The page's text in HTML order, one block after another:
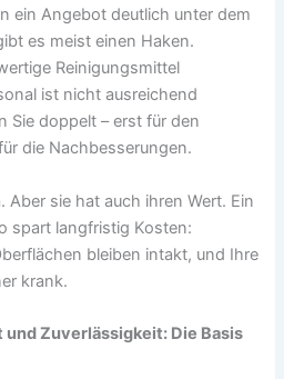
ein Angebot deutlich unter dem
es meist einen Haken.
Reinigungsmittel
ist nicht ausreichend
Sie doppelt – erst für den
die Nachbesserungen.
Aber sie hat auch ihren Wert. Ein
spart langfristig Kosten:
bleiben intakt, und Ihre
krank.
Zuverlässigkeit: Die Basis